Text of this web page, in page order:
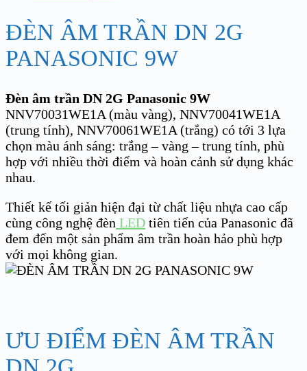
ĐÈN ÂM TRẦN DN 2G
PANASONIC 9W
Đèn âm trần DN 2G Panasonic 9W
NNV70031WE1A (màu vàng), NNV70041WE1A
(trung tính), NNV70061WE1A (trắng) có tới 3 lựa
chọn màu ánh sáng: trắng – vàng – trung tính, phù
hợp với nhiều thời điểm và hoàn cảnh sử dụng khác
nhau.
Thiết kế tối giản hiện đại từ chất liệu nhựa cao cấp
cùng công nghệ đèn LED tiên tiến của Panasonic đã
đem đến một sản phẩm âm trần hoàn hảo phù hợp
với mọi không gian.
ƯU ĐIỂM ĐÈN ÂM TRẦN